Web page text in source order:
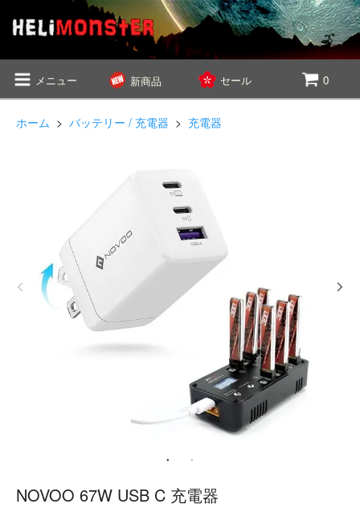
メニュー 新商品 セール 0
ホーム > バッテリー / 充電器 > 充電器
NOVOO 67W USB C 充電器